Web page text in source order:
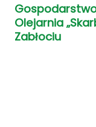
Olejarnia
Zabłociu